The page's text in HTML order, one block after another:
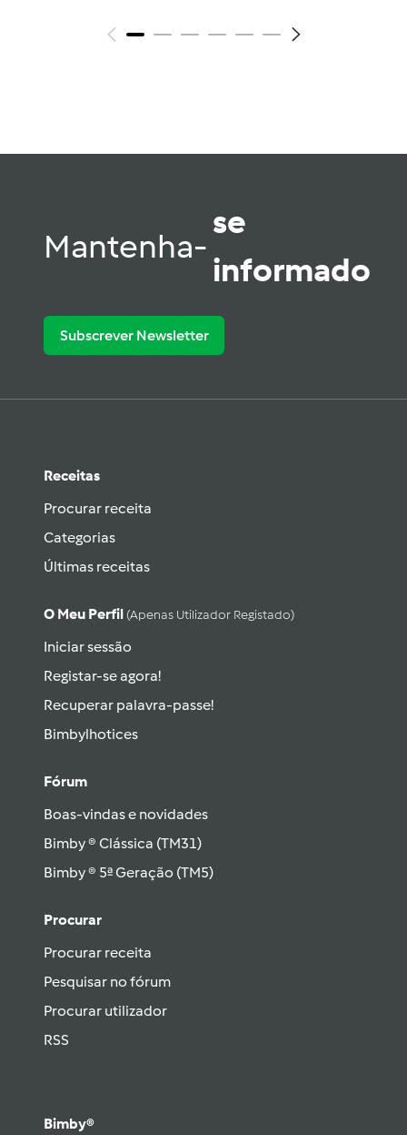
Mantenha-
se
informado
Subscrever Newsletter
Receitas
Procurar receita
Categorias
Últimas receitas
O Meu Perfil (apenas Utilizador Registado)
Iniciar sessão
Registar-se agora!
Recuperar palavra-passe!
Bimbylhotices
Fórum
Boas-vindas e novidades
Bimby ® Clássica (TM31)
Bimby ® 5ª Geração (TM5)
Procurar
Procurar receita
Pesquisar no fórum
Procurar utilizador
RSS
Bimby®